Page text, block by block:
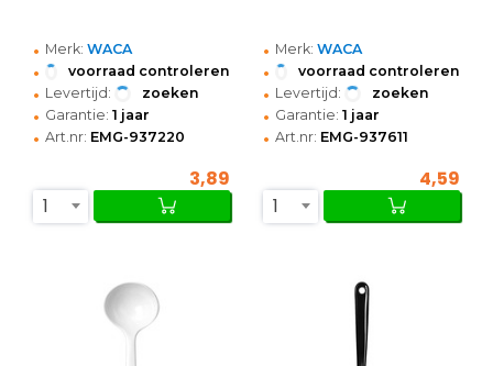
• Merk: WACA
• voorraad controleren
• Levertijd: zoeken
• Garantie: 1 jaar
• Art.nr: EMG-937220
3,89
1
• Merk: WACA
• voorraad controleren
• Levertijd: zoeken
• Garantie: 1 jaar
• Art.nr: EMG-937611
4,59
1